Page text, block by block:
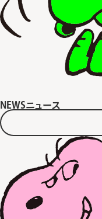
NEWSニュース